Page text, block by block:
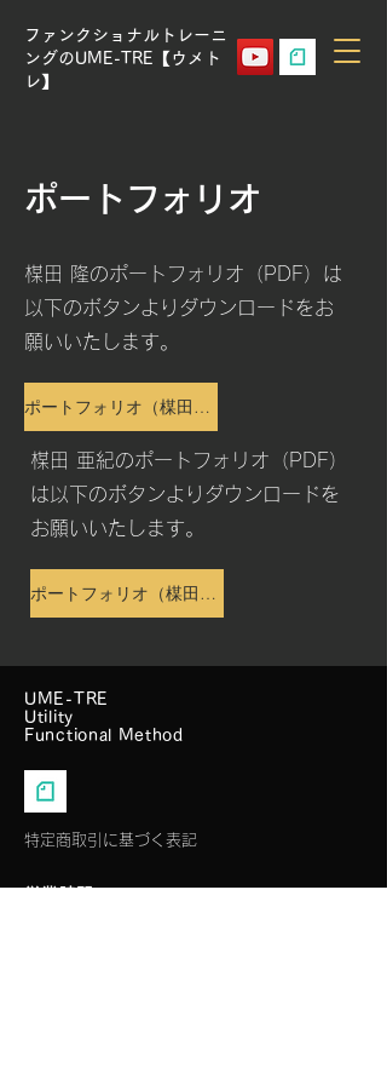
ファンクショナルトレーニ
ングのUME-TRE【ウメト
レ】
ポートフォリオ
楳田 隆のポートフォリオ（PDF）は
以下のボタンよりダウンロードをお
願いいたします。
ポートフォリオ（楳田隆）
楳田 亜紀のポートフォリオ（PDF）
は以下のボタンよりダウンロードを
お願いいたします。
ポートフォリオ（楳田亜紀）
UME-TRE
Utility
Functional Method
特定商取引に基づく表記